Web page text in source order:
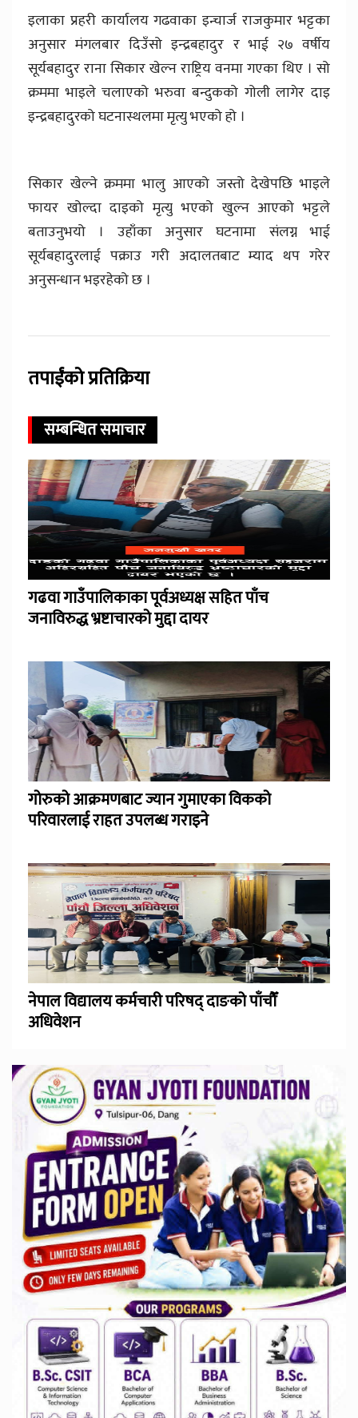
इलाका प्रहरी कार्यालय गढवाका इन्चार्ज राजकुमार भट्टका
अनुसार मंगलबार दिउँसो इन्द्रबहादुर र भाई २७ वर्षीय
सूर्यबहादुर राना सिकार खेल्न राष्ट्रिय वनमा गएका थिए । सो
क्रममा भाइले चलाएको भरुवा बन्दुकको गोली लागेर दाइ
इन्द्रबहादुरको घटनास्थलमा मृत्यु भएको हो ।
सिकार खेल्ने क्रममा भालु आएको जस्तो देखेपछि भाइले
फायर खोल्दा दाइको मृत्यु भएको खुल्न आएको भट्टले
बताउनुभयो । उहाँका अनुसार घटनामा संलग्न भाई
सूर्यबहादुरलाई पक्राउ गरी अदालतबाट म्याद थप गरेर
अनुसन्धान भइरहेको छ ।
तपाईंको प्रतिक्रिया
सम्बन्धित समाचार
गढवा गाउँपालिकाका पूर्वअध्यक्ष सहित पाँच
जनाविरुद्ध भ्रष्टाचारको मुद्दा दायर
गोरुको आक्रमणबाट ज्यान गुमाएका विकको
परिवारलाई राहत उपलब्ध गराइने
नेपाल विद्यालय कर्मचारी परिषद् दाङको पाँचौँ
अधिवेशन